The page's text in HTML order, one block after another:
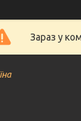
Зараз у